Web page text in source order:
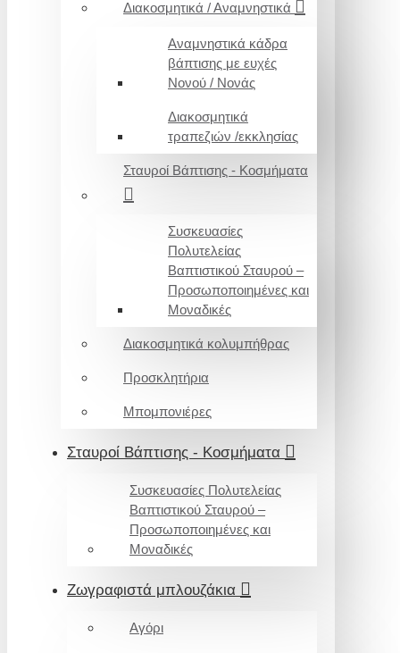
Διακοσμητικά / Αναμνηστικά
Αναμνηστικά κάδρα
βάπτισης με ευχές
Νονού / Νονάς
Διακοσμητικά
τραπεζιών /εκκλησίας
Σταυροί Βάπτισης - Κοσμήματα
Συσκευασίες
Πολυτελείας
Βαπτιστικού Σταυρού –
Προσωποποιημένες και
Μοναδικές
Διακοσμητικά κολυμπήθρας
Προσκλητήρια
Μπομπονιέρες
Σταυροί Βάπτισης - Κοσμήματα
Συσκευασίες Πολυτελείας
Βαπτιστικού Σταυρού –
Προσωποποιημένες και
Μοναδικές
Ζωγραφιστά μπλουζάκια
Αγόρι